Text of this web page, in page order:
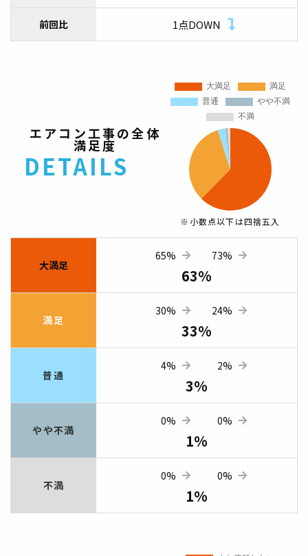
前回比 1点DOWN
エアコン工事の全体
満足度
DETAILS
※小数点以下は四捨五入
大満足
65% 73%
63%
満足
30% 24%
33%
普通
4% 2%
3%
やや不満
0% 0%
1%
不満
0% 0%
1%